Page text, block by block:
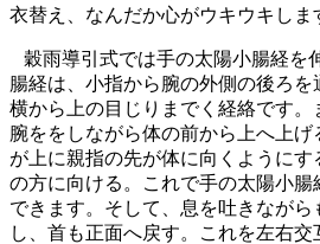
衣替え、なんだか心がウキウキしま
穀雨導引式では手の太陽小腸経を
腸経は、小指から腕の外側の後ろ
横から上の目じりまでく経絡です
腕ををしながら体の前から上へ上げ
が上に親指の先が体に向くように
の方に向ける。これで手の太陽小
できます。そして、息を吐きながら
し、首も正面へ戻す。これを左右交